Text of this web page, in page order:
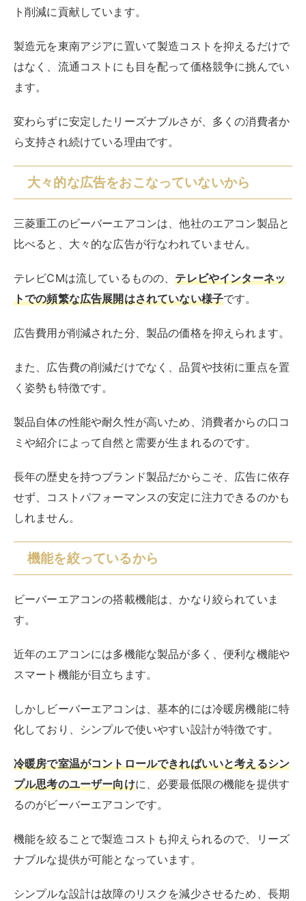
ト削減に貢献しています。
製造元を東南アジアに置いて製造コストを抑えるだけで
はなく、流通コストにも目を配って価格競争に挑んでい
ます。
変わらずに安定したリーズナブルさが、多くの消費者か
ら支持され続けている理由です。
大々的な広告をおこなっていないから
三菱重工のビーバーエアコンは、他社のエアコン製品と
比べると、大々的な広告が行なわれていません。
テレビCMは流しているものの、テレビやインターネッ
トでの頻繁な広告展開はされていない様子です。
広告費用が削減された分、製品の価格を抑えられます。
また、広告費の削減だけでなく、品質や技術に重点を置
く姿勢も特徴です。
製品自体の性能や耐久性が高いため、消費者からの口コ
ミや紹介によって自然と需要が生まれるのです。
長年の歴史を持つブランド製品だからこそ、広告に依存
せず、コストパフォーマンスの安定に注力できるのかも
しれません。
機能を絞っているから
ビーバーエアコンの搭載機能は、かなり絞られていま
す。
近年のエアコンには多機能な製品が多く、便利な機能や
スマート機能が目立ちます。
しかしビーバーエアコンは、基本的には冷暖房機能に特
化しており、シンプルで使いやすい設計が特徴です。
冷暖房で室温がコントロールできればいいと考えるシン
プル思考のユーザー向けに、必要最低限の機能を提供す
るのがビーバーエアコンです。
機能を絞ることで製造コストも抑えられるので、リーズ
ナブルな提供が可能となっています。
シンプルな設計は故障のリスクを減少させるため、長期